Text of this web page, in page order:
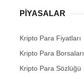
PIYASALAR
Kripto Para Fiyatları
Kripto Para Borsaları
Kripto Para Sözlüğü